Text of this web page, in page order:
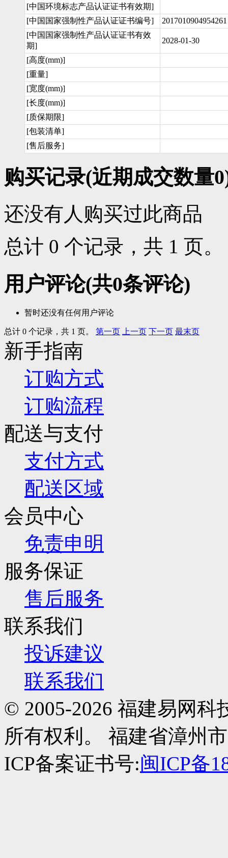
[中国环境标志产品认证证书有效期]
[中国国家强制性产品认证证书编号]
2017010904954261
[中国国家强制性产品认证证书有效
期]
2028-01-30
[高度(mm)]
[重量]
[宽度(mm)]
[长度(mm)]
[质保期限]
[包装清单]
[售后服务]
购买记录(近期成交数量0
还没有人购买过此商品
总计 0 个记录，共 1 页。
用户评论(共0条评论)
暂时还没有任何用户评论
总计 0 个记录，共 1 页。 第一页 上一页 下一页 最末页
新手指南
订购方式
订购流程
配送与支付
支付方式
配送区域
会员中心
免责申明
服务保证
售后服务
联系我们
投诉建议
联系我们
© 2005-2026 福建易网
所有权利。 福建省漳州
ICP备案证书号:闽ICP备